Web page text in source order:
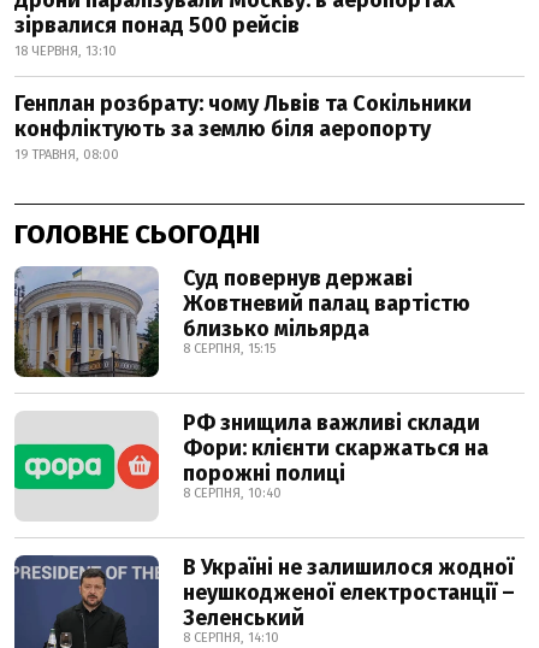
зірвалися понад 500 рейсів
18 ЧЕРВНЯ, 13:10
Генплан розбрату: чому Львів та Сокільники
конфліктують за землю біля аеропорту
19 ТРАВНЯ, 08:00
ГОЛОВНЕ СЬОГОДНІ
Суд повернув державі
Жовтневий палац вартістю
близько мільярда
8 СЕРПНЯ, 15:15
РФ знищила важливі склади
Фори: клієнти скаржаться на
порожні полиці
8 СЕРПНЯ, 10:40
В Україні не залишилося жодної
неушкодженої електростанції –
Зеленський
8 СЕРПНЯ, 14:10